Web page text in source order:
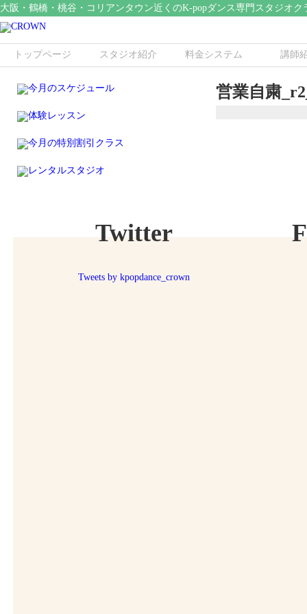
大阪・鶴橋・桃谷・コリアンタウン近くのK-popダンス専門スタジオク
トップページ スタジオ紹介 料金システム 講師
営業自粛
Twitter
Tweets by kpopdance_crown